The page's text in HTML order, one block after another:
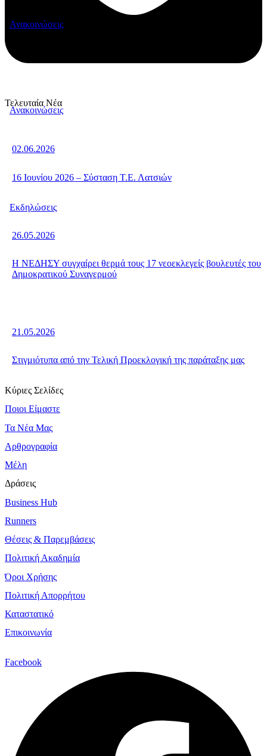
Τελευταία Νέα
Ανακοινώσεις
02.06.2026
16 Ιουνίου 2026 – Σύσταση Τ.Ε. Λατσιών
Ανακοινώσεις
26.05.2026
Η ΝΕΔΗΣΥ συγχαίρει θερμά τους 17 νεοεκλεγείς βουλευτές του
Δημοκρατικού Συναγερμού
Εκδηλώσεις
21.05.2026
Στιγμιότυπα από την Τελική Προεκλογική της παράταξης μας
Κύριες Σελίδες
Ποιοι Είμαστε
Τα Νέα Μας
Αρθρογραφία
Μέλη
Δράσεις
Business Hub
Runners
Θέσεις & Παρεμβάσεις
Πολιτική Ακαδημία
Όροι Χρήσης
Πολιτική Απορρήτου
Καταστατικό
Επικοινωνία
Facebook